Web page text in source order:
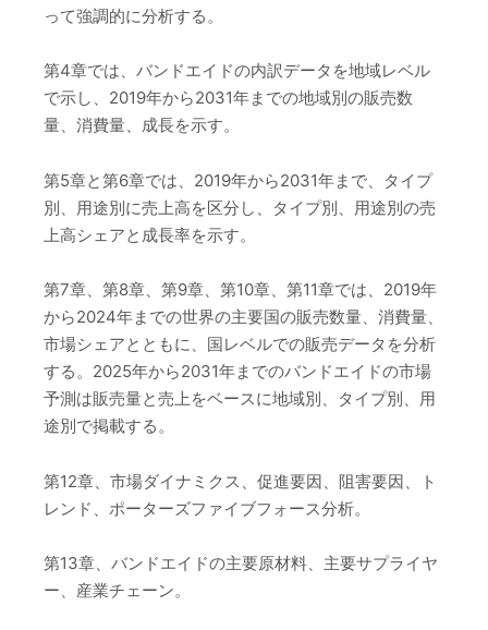
って強調的に分析する。
第4章では、バンドエイドの内訳データを地域レベル
で示し、2019年から2031年までの地域別の販売数
量、消費量、成長を示す。
第5章と第6章では、2019年から2031年まで、タイプ
別、用途別に売上高を区分し、タイプ別、用途別の売
上高シェアと成長率を示す。
第7章、第8章、第9章、第10章、第11章では、2019年
から2024年までの世界の主要国の販売数量、消費量、
市場シェアとともに、国レベルでの販売データを分析
する。2025年から2031年までのバンドエイドの市場
予測は販売量と売上をベースに地域別、タイプ別、用
途別で掲載する。
第12章、市場ダイナミクス、促進要因、阻害要因、ト
レンド、ポーターズファイブフォース分析。
第13章、バンドエイドの主要原材料、主要サプライヤ
ー、産業チェーン。